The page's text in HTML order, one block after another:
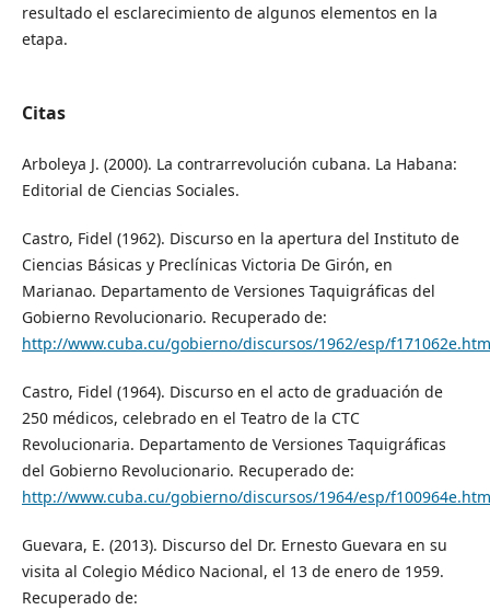
resultado el esclarecimiento de algunos elementos en la
etapa.
Citas
Arboleya J. (2000). La contrarrevolución cubana. La Habana:
Editorial de Ciencias Sociales.
Castro, Fidel (1962). Discurso en la apertura del Instituto de
Ciencias Básicas y Preclínicas Victoria De Girón, en
Marianao. Departamento de Versiones Taquigráficas del
Gobierno Revolucionario. Recuperado de:
http://www.cuba.cu/gobierno/discursos/1962/esp/
Castro, Fidel (1964). Discurso en el acto de graduación de
250 médicos, celebrado en el Teatro de la CTC
Revolucionaria. Departamento de Versiones Taquigráficas
del Gobierno Revolucionario. Recuperado de:
http://www.cuba.cu/gobierno/discursos/1964/esp/
Guevara, E. (2013). Discurso del Dr. Ernesto Guevara en su
visita al Colegio Médico Nacional, el 13 de enero de 1959.
Recuperado de: